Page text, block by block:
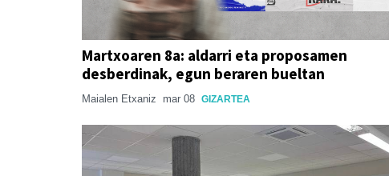
Martxoaren 8a: aldarri eta proposamen
desberdinak, egun beraren bueltan
Maialen Etxaniz mar 08 GIZARTEA